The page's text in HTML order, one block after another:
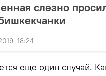
слезно
18:24
еще один случай.